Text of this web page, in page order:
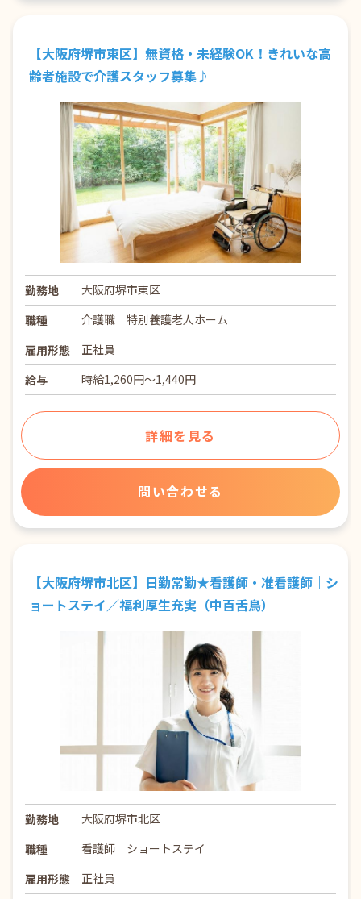
【大阪府堺市東区】無資格・未経験OK！きれいな高
齢者施設で介護スタッフ募集♪
勤務地
大阪府堺市東区
職種
介護職 特別養護老人ホーム
雇用形態
正社員
給与
時給1,260円～1,440円
詳細を見る
問い合わせる
【大阪府堺市北区】日勤常勤★看護師・准看護師｜シ
ョートステイ／福利厚生充実（中百舌鳥）
勤務地
大阪府堺市北区
職種
看護師 ショートステイ
雇用形態
正社員